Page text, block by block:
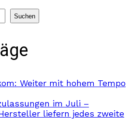
Suchen
Weiter mit hohem Tempo
im Juli –
liefern jedes zweite